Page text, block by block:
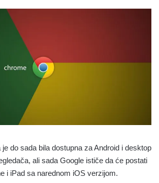
do sada bila dostupna za Android i desktop
ali sada Google ističe da će postati
i iPad sa narednom iOS verzijom.